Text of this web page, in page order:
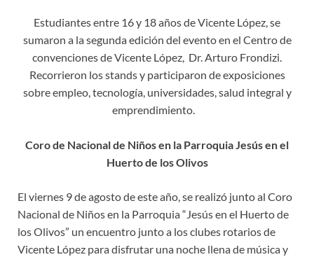
Estudiantes entre 16 y 18 años de Vicente López, se
sumaron a la segunda edición del evento en el Centro de
convenciones de Vicente López, Dr. Arturo Frondizi.
Recorrieron los stands y participaron de exposiciones
sobre empleo, tecnología, universidades, salud integral y
emprendimiento.
Coro de Nacional de Niños en la Parroquia Jesús en el
Huerto de los Olivos
El viernes 9 de agosto de este año, se realizó junto al Coro
Nacional de Niños en la Parroquia “Jesús en el Huerto de
los Olivos” un encuentro junto a los clubes rotarios de
Vicente López para disfrutar una noche llena de música y